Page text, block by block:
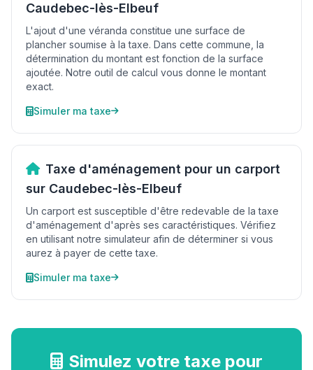
Caudebec-lès-Elbeuf
L'ajout d'une véranda constitue une surface de
plancher soumise à la taxe. Dans cette commune, la
détermination du montant est fonction de la surface
ajoutée. Notre outil de calcul vous donne le montant
exact.
Simuler ma taxe
Taxe d'aménagement pour un carport
sur Caudebec-lès-Elbeuf
Un carport est susceptible d'être redevable de la taxe
d'aménagement d'après ses caractéristiques. Vérifiez
en utilisant notre simulateur afin de déterminer si vous
aurez à payer de cette taxe.
Simuler ma taxe
Simulez votre taxe pour